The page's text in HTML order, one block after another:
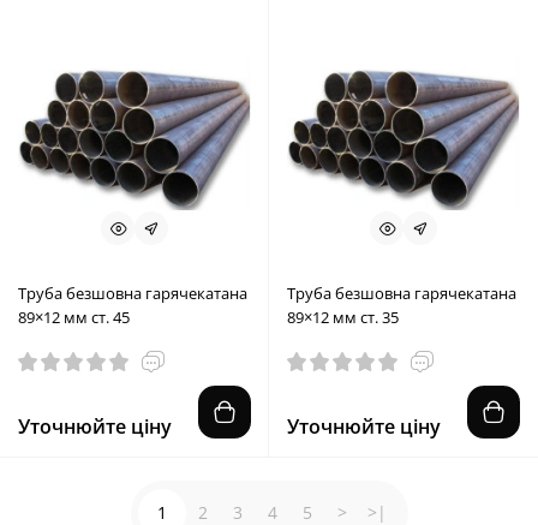
Труба безшовна гарячекатана
89×12 мм ст. 45
Уточнюйте ціну
Труба безшовна гарячекатана
89×12 мм ст. 35
Уточнюйте ціну
1 2 3 4 5 > >|